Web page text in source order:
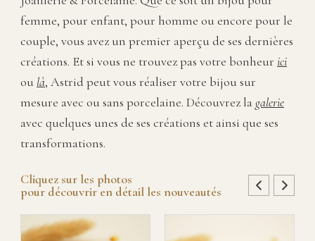
femme, pour enfant, pour homme ou encore pour le
couple, vous avez un premier aperçu de ses dernières
créations. Et si vous ne trouvez pas votre bonheur ici
ou là, Astrid peut vous réaliser votre bijou sur
mesure avec ou sans porcelaine. Découvrez la galerie
avec quelques unes de ses créations et ainsi que ses
transformations.
Cliquez sur les photos
pour découvrir en détail les nouveautés